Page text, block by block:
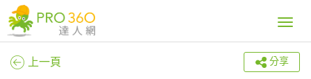
Toggle
上一頁 分享